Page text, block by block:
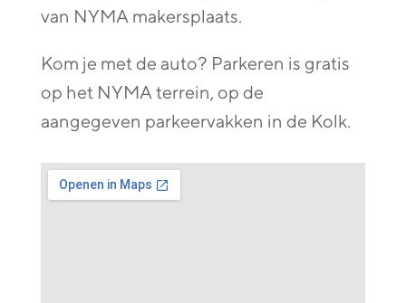
van NYMA makersplaats.
Kom je met de auto? Parkeren is gratis
op het NYMA terrein, op de
aangegeven parkeervakken in de Kolk.